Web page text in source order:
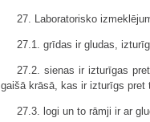
27. Laboratorisko
27.1. grīdas ir gludas,
27.2. sienas ir izturīgas
gaišā krāsā, kas ir izturīgs
27.3. logi un to rāmji ir ar